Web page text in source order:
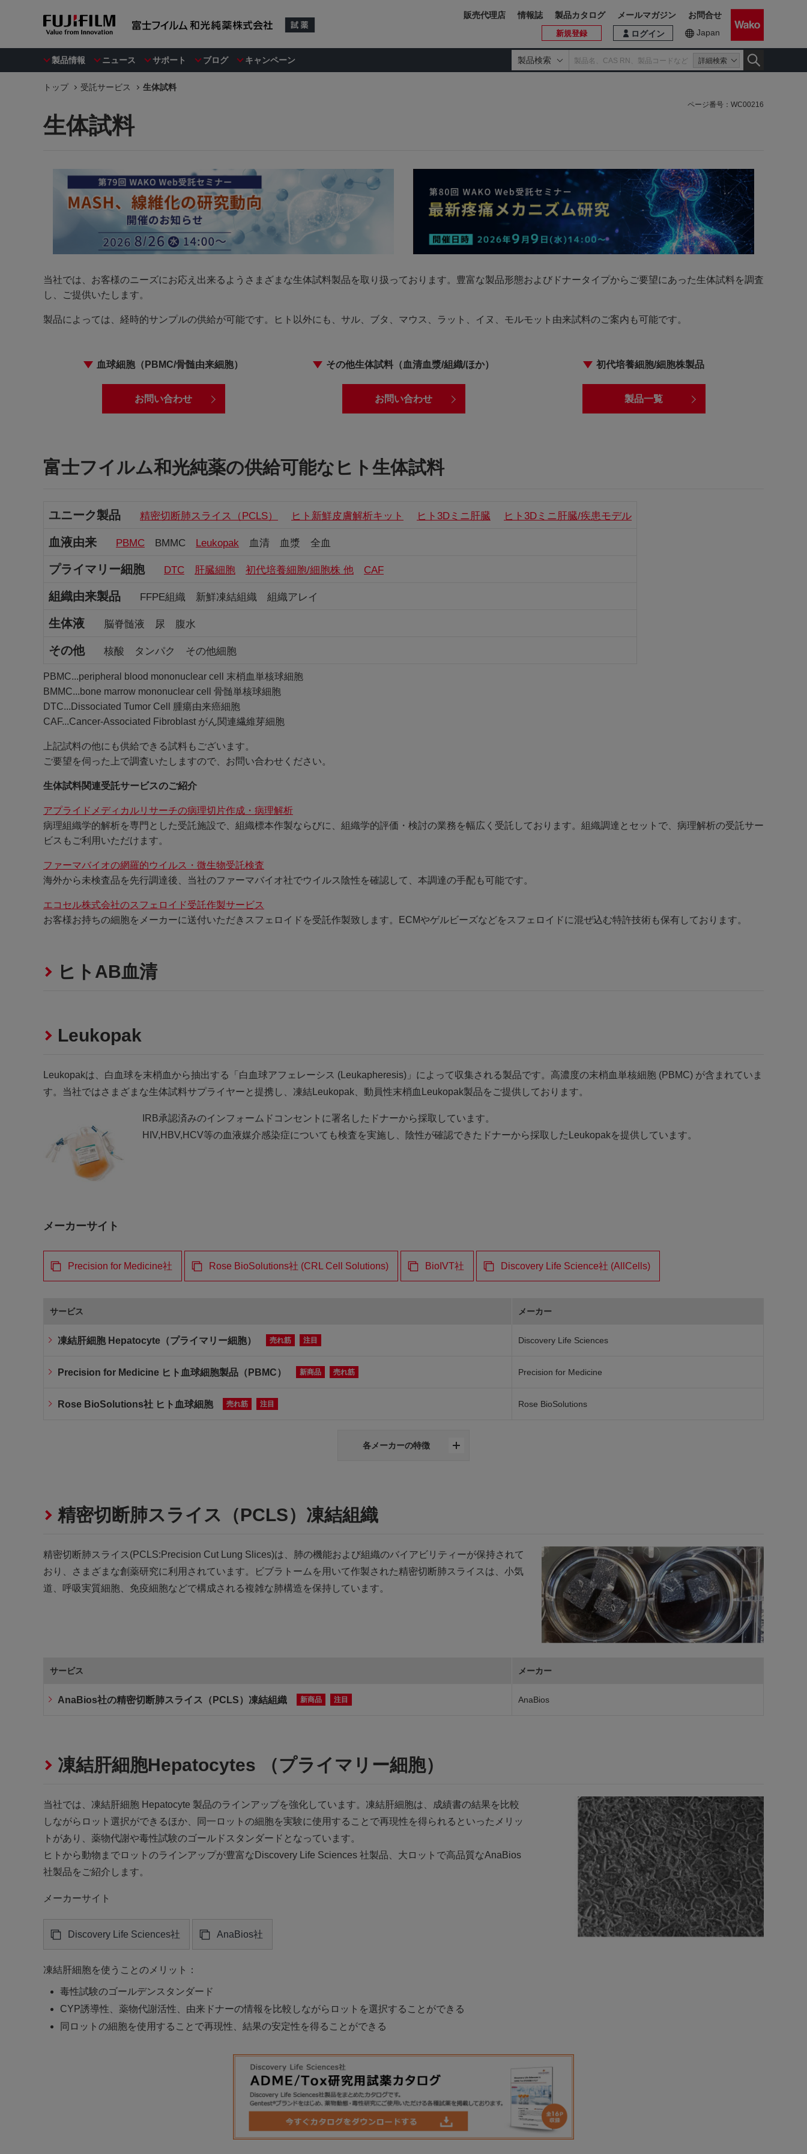
製品情報 ニュース サポート ブログ キャンペーン 製品検索 詳細検索
ログイン
新規登録 Japan
販売代理店 情報誌 製品カタログ メールマガジン お問合せ
トップ 受託サービス 生体試料
ページ番号： WC00216
生体試料
当社では、お客様のニーズにお応え出来るようさまざまな生体試料製品を取り扱っております。豊富な製品形態およびドナータイプからご要望にあった生体試料を調査
し、ご提供いたします。
製品によっては、経時的サンプルの供給が可能です。ヒト以外にも、サル、ブタ、マウス、ラット、イヌ、モルモット由来試料のご案内も可能です。
血球細胞（PBMC/骨髄由来細胞）
お問い合わせ
その他生体試料（血清血漿/組織/ほか）
お問い合わせ
初代培養細胞/細胞株製品
製品一覧
富士フイルム和光純薬の供給可能なヒト生体試料
ユニーク製品 精密切断肺スライス（PCLS） ヒト新鮮皮膚解析キット ヒト3Dミニ肝臓 ヒト3Dミニ肝臓/疾患モデル
血液由来 PBMC BMMC Leukopak 血清 血漿 全血
プライマリー細胞 DTC 肝臓細胞 初代培養細胞/細胞株 他 CAF
組織由来製品 FFPE組織 新鮮凍結組織 組織アレイ
生体液 脳脊髄液 尿 腹水
その他 核酸 タンパク その他細胞
PBMC...peripheral blood mononuclear cell 末梢血単核球細胞
BMMC...bone marrow mononuclear cell 骨髄単核球細胞
DTC...Dissociated Tumor Cell 腫瘍由来癌細胞
CAF...Cancer-Associated Fibroblast がん関連繊維芽細胞
上記試料の他にも供給できる試料もございます。
ご要望を伺った上で調査いたしますので、お問い合わせください。
生体試料関連受託サービスのご紹介
アプライドメディカルリサーチの病理切片作成・病理解析
病理組織学的解析を専門とした受託施設で、組織標本作製ならびに、組織学的評価・検討の業務を幅広く受託しております。組織調達とセットで、病理解析の受託サー
ビスもご利用いただけます。
ファーマバイオの網羅的ウイルス・微生物受託検査
海外から未検査品を先行調達後、当社のファーマバイオ社でウイルス陰性を確認して、本調達の手配も可能です。
エコセル株式会社のスフェロイド受託作製サービス
お客様お持ちの細胞をメーカーに送付いただきスフェロイドを受託作製致します。ECMやゲルビーズなどをスフェロイドに混ぜ込む特許技術も保有しております。
ヒトAB血清
Leukopak
Leukopakは、白血球を末梢血から抽出する「白血球アフェレーシス (Leukapheresis)」によって収集される製品です。高濃度の末梢血単核細胞 (PBMC) が含まれていま
す。当社ではさまざまな生体試料サプライヤーと提携し、凍結Leukopak、動員性末梢血Leukopak製品をご提供しております。
IRB承認済みのインフォームドコンセントに署名したドナーから採取しています。
HIV,HBV,HCV等の血液媒介感染症についても検査を実施し、陰性が確認できたドナーから採取したLeukopakを提供しています。
メーカーサイト
Precision for Medicine社 Rose BioSolutions社 (CRL Cell Solutions) BioIVT社 Discovery Life Science社 (AllCells)
サービス メーカー
凍結肝細胞 Hepatocyte（プライマリー細胞） 売れ筋 注目 Discovery Life Sciences
Precision for Medicine ヒト血球細胞製品（PBMC） 新商品 売れ筋 Precision for Medicine
Rose BioSolutions社 ヒト血球細胞 売れ筋 注目 Rose BioSolutions
各メーカーの特徴
精密切断肺スライス（PCLS）凍結組織
精密切断肺スライス(PCLS:Precision Cut Lung Slices)は、肺の機能および組織のバイアビリティーが保持されて
おり、さまざまな創薬研究に利用されています。ビブラトームを用いて作製された精密切断肺スライスは、小気
道、呼吸実質細胞、免疫細胞などで構成される複雑な肺構造を保持しています。
サービス メーカー
AnaBios社の精密切断肺スライス（PCLS）凍結組織 新商品 注目 AnaBios
凍結肝細胞Hepatocytes （プライマリー細胞）
当社では、凍結肝細胞 Hepatocyte 製品のラインアップを強化しています。凍結肝細胞は、成績書の結果を⽐較
しながらロット選択ができるほか、同一ロットの細胞を実験に使⽤することで再現性を得られるといったメリッ
トがあり、薬物代謝や毒性試験のゴールドスタンダードとなっています。
ヒトから動物までロットのラインアップが豊富なDiscovery Life Sciences 社製品、⼤ロットで⾼品質なAnaBios
社製品をご紹介します。
メーカーサイト
Discovery Life Sciences社 AnaBios社
凍結肝細胞を使うことのメリット：
毒性試験のゴールデンスタンダード
CYP誘導性、薬物代謝活性、由来ドナーの情報を比較しながらロットを選択することができる
同ロットの細胞を使用することで再現性、結果の安定性を得ることができる